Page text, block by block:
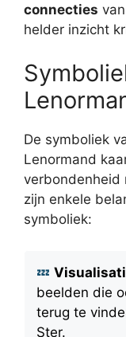
connecties
helder inzicht
De symboliek
Lenormand
verbondenheid
zijn enkele
symboliek:
beelden die
terug te
Ster.